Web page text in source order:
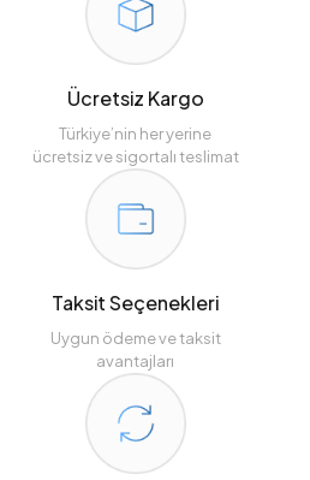
Ücretsiz Kargo
Türkiye’nin her yerine
ücretsiz ve sigortalı teslimat
Taksit Seçenekleri
Uygun ödeme ve taksit
avantajları